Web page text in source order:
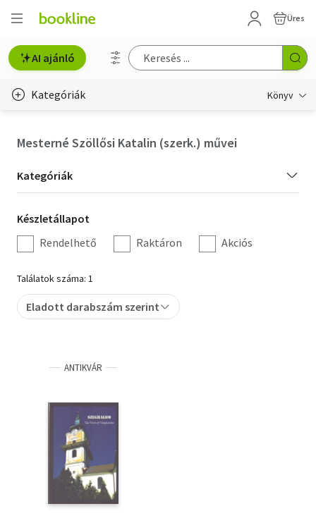
Üres
AI ajánló
Kategóriák Könyv
Hobbi, szabadidő
Irodalom
Művészet
Szakkönyv
Tankönyv, segédkönyv
Társadalomtudomány
Természettudomány
Történelem
Mesterné Szöllősi Katalin (szerk.) művei
Kategória
szűrés
Kategóriák
Készletállapot
szűrés
Készletállapot
Rendelhető
Raktáron Akciós
Találatok száma: 1
Eladott darabszám szerint
ANTIKVÁR